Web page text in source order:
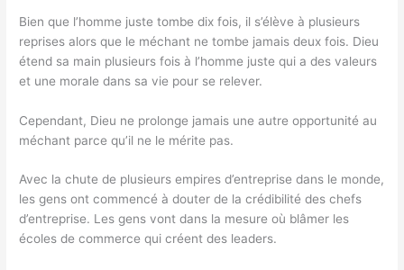
Bien que l’homme juste tombe dix fois, il s’élève à plusieurs
reprises alors que le méchant ne tombe jamais deux fois. Dieu
étend sa main plusieurs fois à l’homme juste qui a des valeurs
et une morale dans sa vie pour se relever.
Cependant, Dieu ne prolonge jamais une autre opportunité au
méchant parce qu’il ne le mérite pas.
Avec la chute de plusieurs empires d’entreprise dans le monde,
les gens ont commencé à douter de la crédibilité des chefs
d’entreprise. Les gens vont dans la mesure où blâmer les
écoles de commerce qui créent des leaders.